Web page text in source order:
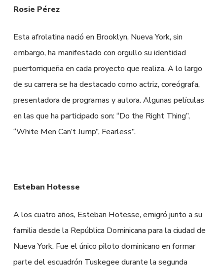
Rosie Pérez
Esta afrolatina nació en Brooklyn, Nueva York, sin
embargo, ha manifestado con orgullo su identidad
puertorriqueña en cada proyecto que realiza. A lo largo
de su carrera se ha destacado como actriz, coreógrafa,
presentadora de programas y autora. Algunas películas
en las que ha participado son: “Do the Right Thing”,
“White Men Can’t Jump”, Fearless”.
Esteban Hotesse
A los cuatro años, Esteban Hotesse, emigró junto a su
familia desde la República Dominicana para la ciudad de
Nueva York. Fue el único piloto dominicano en formar
parte del escuadrón Tuskegee durante la segunda